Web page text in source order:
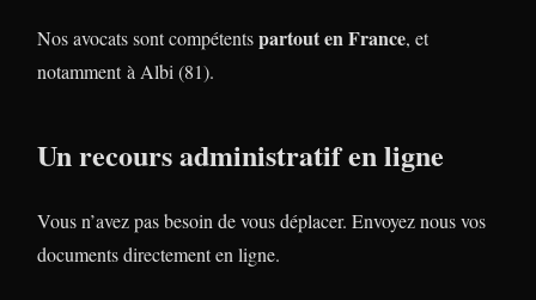
Nos avocats sont compétentspartout en France, et
notamment à Albi (81).
Un recours administratif en ligne
Vous n’avez pas besoin de vous déplacer. Envoyez nous vos
documents directement en ligne.